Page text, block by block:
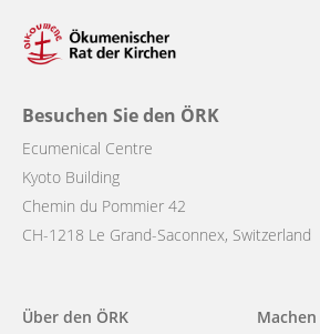
Besuchen Sie den ÖRK
Ecumenical Centre
Kyoto Building
Chemin du Pommier 42
CH-1218 Le Grand-Saconnex, Switzerland
Main
Über den ÖRK